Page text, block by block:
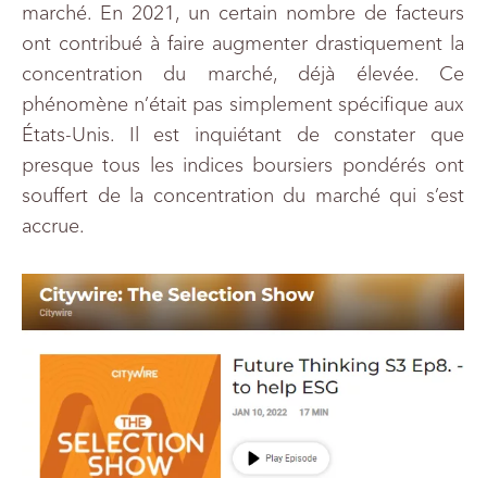
marché. En 2021, un certain nombre de facteurs
ont contribué à faire augmenter drastiquement la
concentration du marché, déjà élevée. Ce
phénomène n’était pas simplement spécifique aux
États-Unis. Il est inquiétant de constater que
presque tous les indices boursiers pondérés ont
souffert de la concentration du marché qui s’est
accrue.